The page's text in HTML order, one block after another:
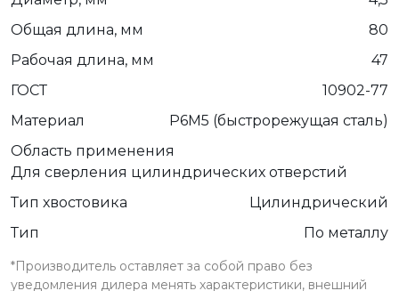
Общая длина, мм
80
Рабочая длина, мм
47
ГОСТ
10902-77
Материал
Р6М5 (быстрорежущая сталь)
Область применения
Для сверления цилиндрических отверстий
Тип хвостовика
Цилиндрический
Тип
По металлу
*Производитель оставляет за собой право без
уведомления дилера менять характеристики, внешний